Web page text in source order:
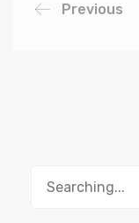
Previous